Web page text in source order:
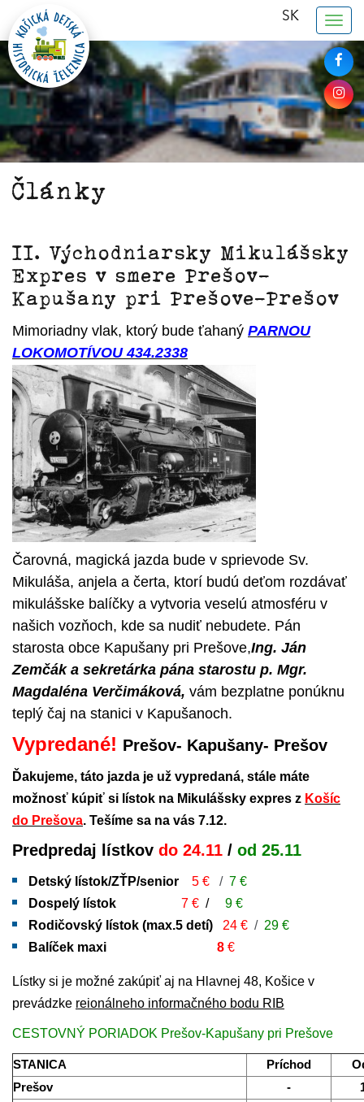
SK
Články
II. Východniarsky Mikulášsky
Expres v smere Prešov-
Kapušany pri Prešove-Prešov
Mimoriadny vlak, ktorý bude ťahaný PARNOU
LOKOMOTÍVOU 434.2338
Čarovná, magická jazda bude v sprievode Sv.
Mikuláša, anjela a čerta, ktorí budú deťom rozdávať
mikulášske balíčky a vytvoria veselú atmosféru v
našich vozňoch, kde sa nudiť nebudete. Pán
starosta obce Kapušany pri Prešove,Ing. Ján
Zemčák a sekretárka pána starostu p. Mgr.
Magdaléna Verčimáková, vám bezplatne ponúknu
teplý čaj na stanici v Kapušanoch.
Vypredané! Prešov- Kapušany- Prešov
Ďakujeme, táto jazda je už vypredaná, stále máte
možnosť kúpiť si lístok na Mikulášsky expres z Košíc
do Prešova. Tešíme sa na vás 7.12.
Predpredaj lístkov do 24.11 / od 25.11
Detský lístok/ZŤP/senior 5 € / 7 €
Dospelý lístok
7 € / 9 €
Rodičovský lístok (max.5 detí)
24 € / 29 €
Balíček maxi
8 €
Lístky si je možné zakúpiť aj na Hlavnej 48, Košice v
prevádzke reionálneho informačného bodu RIB
CESTOVNÝ PORIADOK Prešov-Kapušany pri Prešove
STANICA Príchod
Prešov
-